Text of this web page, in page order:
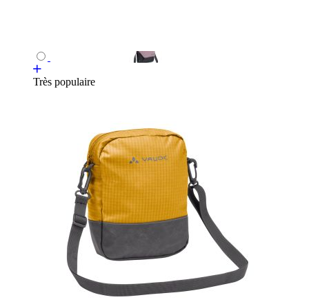
Très populaire